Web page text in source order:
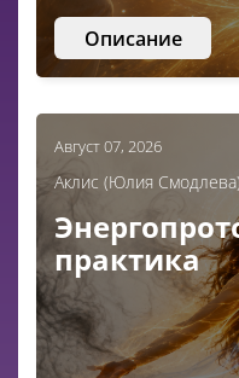
Описание
Август 07, 2026
Аклис (Юлия
практика